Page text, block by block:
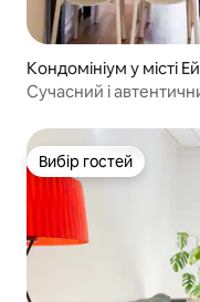
Кондомініум у місті
Сучасний і
Вибір гостей
Вибір гостей